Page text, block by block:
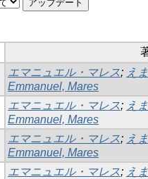
エマニュエル・マレス; え
Emmanuel, Mares
エマニュエル・マレス; え
Emmanuel, Mares
エマニュエル・マレス; え
Emmanuel, Mares
エマニュエル・マレス; え